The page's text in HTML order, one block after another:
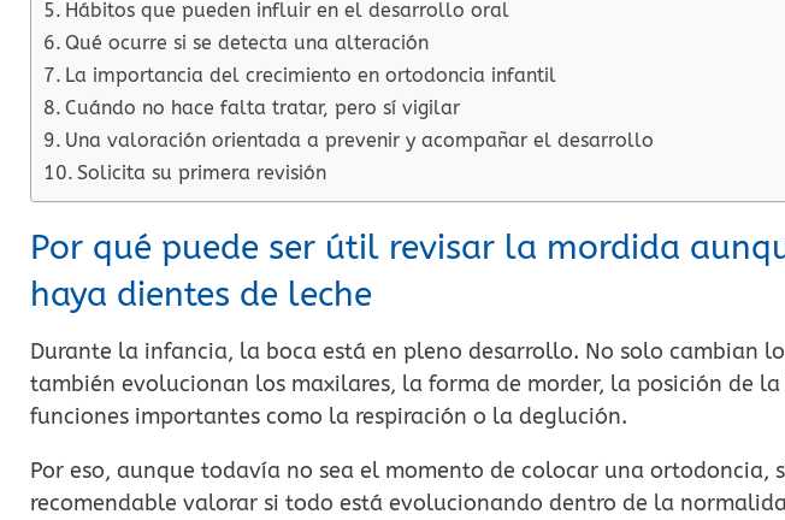
Hábitos que pueden influir en el desarrollo oral
Qué ocurre si se detecta una alteración
La importancia del crecimiento en ortodoncia infantil
Cuándo no hace falta tratar, pero sí vigilar
Una valoración orientada a prevenir y acompañar el desarrollo
Solicita su primera revisión
Por qué puede ser útil revisar la mordida
haya dientes de leche
Durante la infancia, la boca está en pleno desarrollo. No solo cambian
también evolucionan los maxilares, la forma de morder, la posición de
funciones importantes como la respiración o la deglución.
Por eso, aunque todavía no sea el momento de colocar una ortodoncia,
recomendable valorar si todo está evolucionando dentro de la